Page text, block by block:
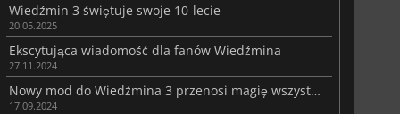
Wiedźmin 3 świętuje swoje 10-lecie
20.05.2025
Ekscytująca wiadomość dla fanów Wiedźmina
27.11.2024
Nowy mod do Wiedźmina 3 przenosi magię wszystkich czterech pór roku na kontynent
17.09.2024